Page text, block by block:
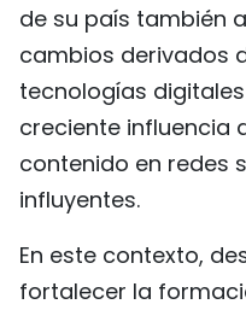
de su país también
cambios derivados
tecnologías
creciente influencia
contenido en redes
influyentes.
En este contexto,
fortalecer la